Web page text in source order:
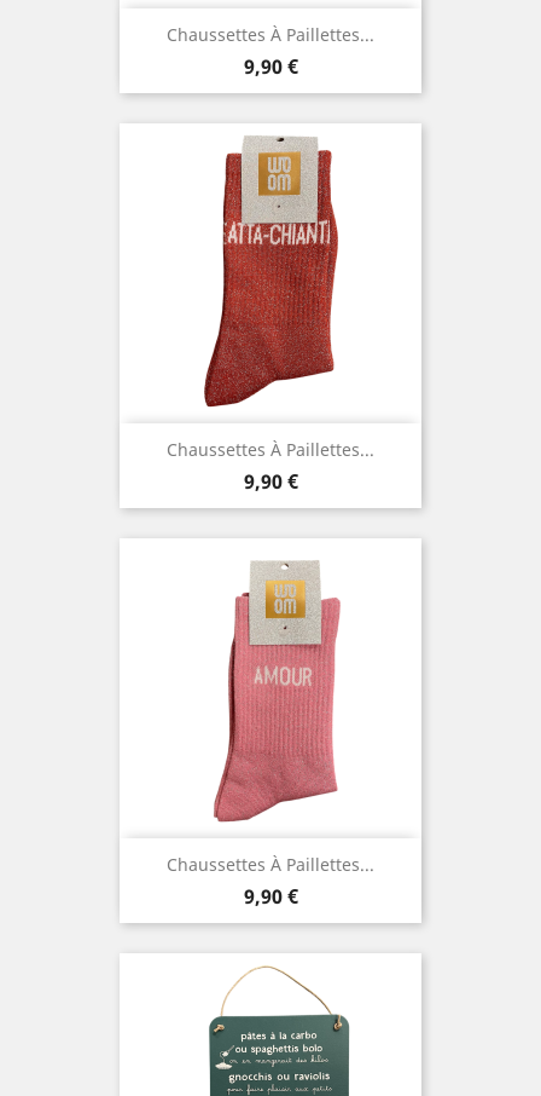
Chaussettes À Paillettes...
Prix
9,90 €
Chaussettes À Paillettes...
Prix
9,90 €
Chaussettes À Paillettes...
Prix
9,90 €